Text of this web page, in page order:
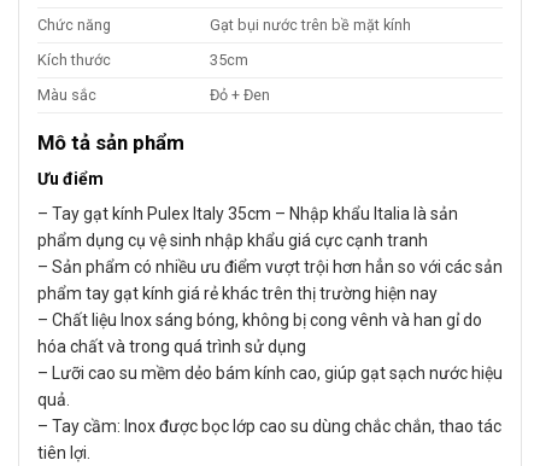
Chức năng
Gạt bụi nước trên bề mặt kính
Kích thước
35cm
Màu sắc
Đỏ + Đen
Mô tả sản phẩm
Ưu điểm
– Tay gạt kính Pulex Italy 35cm – Nhập khẩu Italia là sản
phẩm dụng cụ vệ sinh nhập khẩu giá cực cạnh tranh
– Sản phẩm có nhiều ưu điểm vượt trội hơn hẳn so với các sản
phẩm tay gạt kính giá rẻ khác trên thị trường hiện nay
– Chất liệu Inox sáng bóng, không bị cong vênh và han gỉ do
hóa chất và trong quá trình sử dụng
– Lưỡi cao su mềm dẻo bám kính cao, giúp gạt sạch nước hiệu
quả.
– Tay cầm: Inox được bọc lớp cao su dùng chắc chắn, thao tác
tiên lợi.